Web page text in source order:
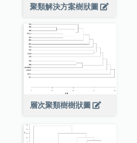
聚類解決方案樹狀圖
層次聚類樹樹狀圖